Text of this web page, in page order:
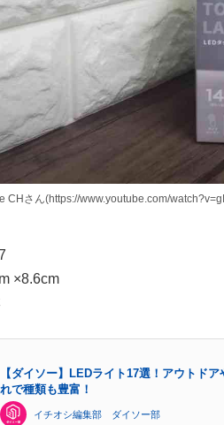
CHさん(https://www.youtube.com/
×8.6cm
【ダイソー】LEDライト17選！アウトド
れで種類も豊富！
イチオシ編集部 ダイソー部